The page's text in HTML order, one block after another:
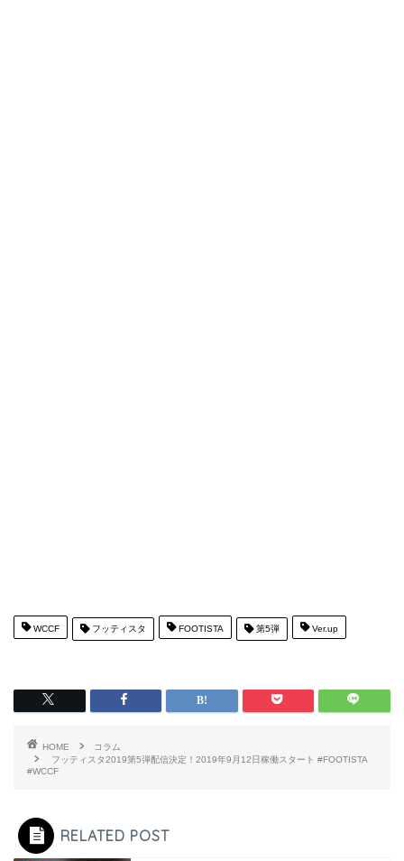
WCCF フッティスタ FOOTISTA 第5弾 Ver.up
HOME
コラム
フッティスタ2019第5弾配信決定！2019年9月12日稼働スタート #FOOTISTA
#WCCF
RELATED POST